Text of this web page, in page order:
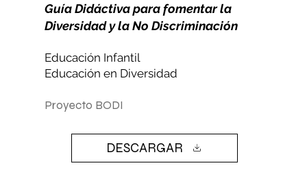
Guía Didáctiva para fomentar la
Diversidad y la No Discriminación
Educación Infantil
Educación en Diversidad
Proyecto BODI
DESCARGAR